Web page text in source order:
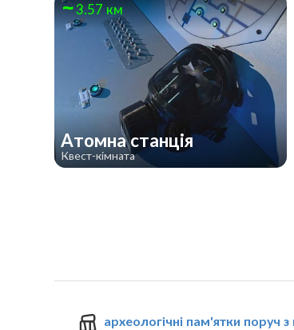
3.57 км
Атомна станція
Квест-кімната
археологічні пам'ятки поруч